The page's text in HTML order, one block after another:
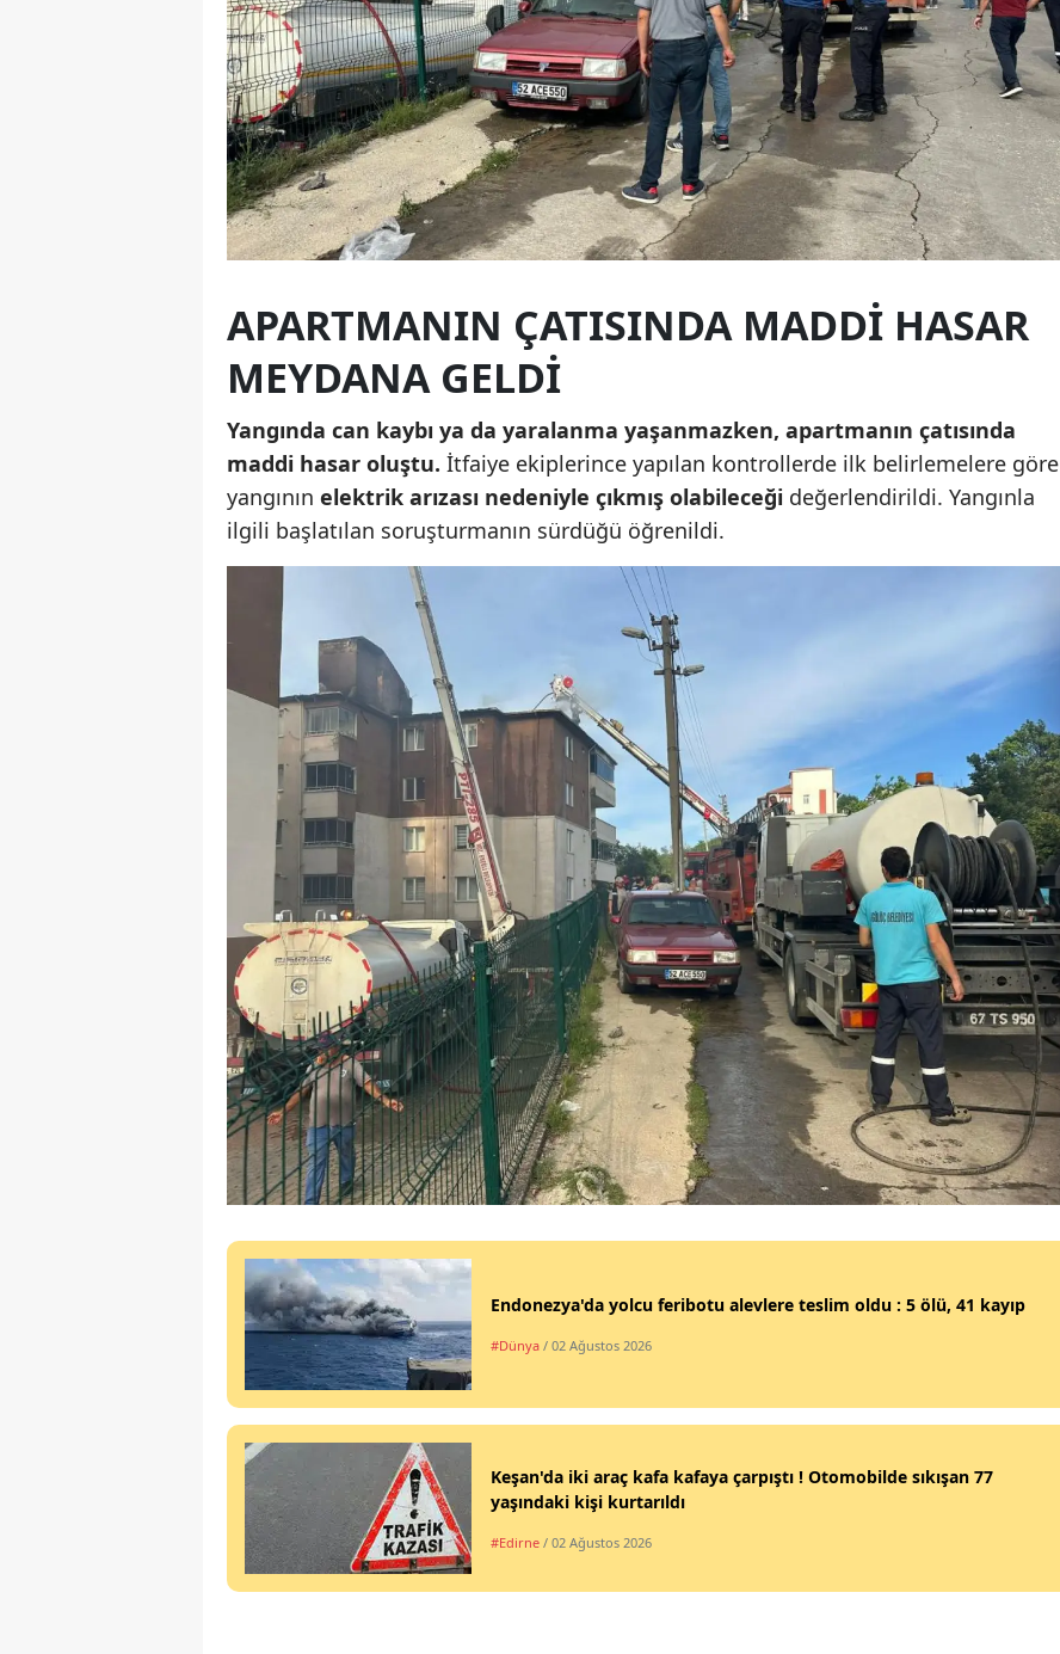
Kütahya
Malatya
Manisa
Kahramanmaraş
Mardin
Muş
Niğde
Ordu
Rize
Sakarya
Samsun
Siirt
Sinop
Sivas
Tekirdağ
Tokat
Trabzon
Tunceli
Şanlıurfa
Uşak
Van
Yozgat
Zonguldak
Bayburt
Kırıkkale
Şırnak
APARTMANIN ÇATISINDA MADDI HASAR
MEYDANA GELDI
Yangında can kaybı ya da yaralanma yaşanmazken, apartmanın çatısında
maddi hasar oluştu. İtfaiye ekiplerince yapılan kontrollerde ilk belirlemelere göre
yangının elektrik arızası nedeniyle çıkmış olabileceği değerlendirildi. Yangınla
ilgili başlatılan soruşturmanın sürdüğü öğrenildi.
Endonezya'da yolcu feribotu alevlere teslim oldu : 5 ölü, 41 kayıp
#Dünya / 02 Ağustos 2026
Keşan'da iki araç kafa kafaya çarpıştı ! Otomobilde sıkışan 77
yaşındaki kişi kurtarıldı
#Edirne / 02 Ağustos 2026